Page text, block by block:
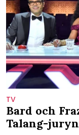
TV
Bard och
Talang-juryn